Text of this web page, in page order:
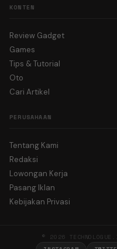
KONTEN
Review Gadget
Games
Tips & Tutorial
Oto
Cari Artikel
PERUSAHAAN
Tentang Kami
Redaksi
Lowongan Kerja
Pasang Iklan
Kebijakan Privasi
© 2026